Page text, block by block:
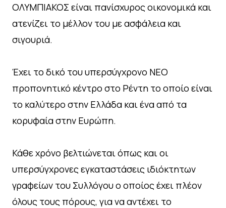
ΟΛΥΜΠΙΑΚΟΣ είναι πανίσχυρος οικονομικά και
ατενίζει το μέλλον του με ασφάλεια και
σιγουριά.
Έχει το δικό του υπερσύγχρονο ΝΕΟ
προπονητικό κέντρο στο Ρέντη το οποίο είναι
το καλύτερο στην Ελλάδα και ένα από τα
κορυφαία στην Ευρώπη.
Κάθε χρόνο βελτιώνεται όπως και οι
υπερσύγχρονες εγκαταστάσεις ιδιόκτητων
γραφείων του Συλλόγου ο οποίος έχει πλέον
όλους τους πόρους, για να αντέχει το